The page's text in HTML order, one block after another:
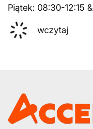
Piątek: 08:30-12:15 &
wczytaj